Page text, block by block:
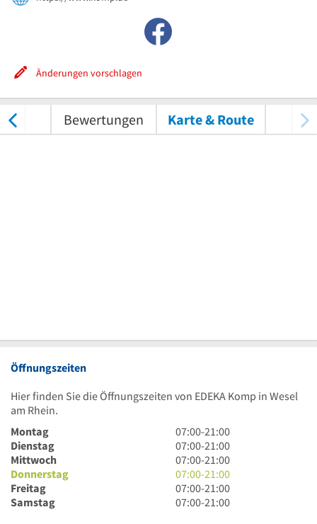
Änderungen vorschlagen
Bewertungen Karte & Route
Öffnungszeiten
Hier finden Sie die Öffnungszeiten von EDEKA Komp in Wesel
am Rhein.
Montag
7
Uhr
bis
21
Uhr
07:00-21:00
Dienstag
7
Uhr
bis
21
Uhr
07:00-21:00
Mittwoch
7
Uhr
bis
21
07:00-21:00
Donnerstag
7
Uhr
bis
07:00-21:00
Freitag
7
Uhr
07:00-21:00
Samstag
7
07:00-21:00